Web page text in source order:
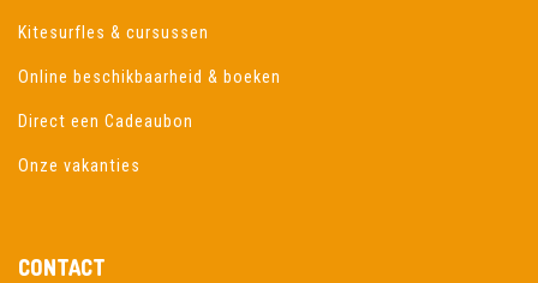
Kitesurfles & cursussen
Online beschikbaarheid & boeken
Direct een Cadeaubon
Onze vakanties
CONTACT